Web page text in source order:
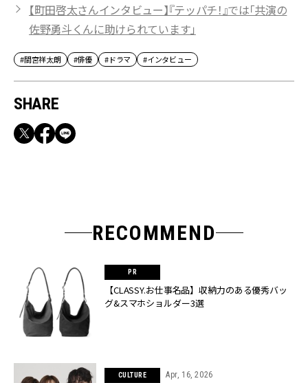
【町田啓太さんインタビュー】『テッパチ！』では「共演の
佐野勇斗くんに助けられています」
#間宮祥太朗 #俳優 #ドラマ #インタビュー
SHARE
RECOMMEND
【CLASSY.お仕事名品】収納力のある優秀バッ
グ&スマホショルダー3選
CULTURE Apr, 16, 2026